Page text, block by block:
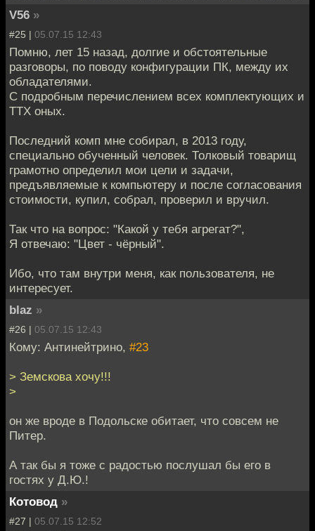
V56 »
#25 | 05.07.15 12:43
Помню, лет 15 назад, долгие и обстоятельные
разговоры, по поводу конфигурации ПК, между их
обладателями.
С подробным перечислением всех комплектующих и
ТТХ оных.
Последний комп мне собирал, в 2013 году,
специально обученный человек. Толковый товарищ
грамотно определил мои цели и задачи,
предъявляемые к компьютеру и после согласования
стоимости, купил, собрал, проверил и вручил.
Так что на вопрос: "Какой у тебя агрегат?",
Я отвечаю: "Цвет - чёрный".
Ибо, что там внутри меня, как пользователя, не
интересует.
blaz »
#26 | 05.07.15 12:43
Кому: Антинейтрино, #23
> Земскова хочу!!!
>
он же вроде в Подольске обитает, что совсем не
Питер.
А так бы я тоже с радостью послушал бы его в
гостях у Д.Ю.!
Котовод »
#27 | 05.07.15 12:52